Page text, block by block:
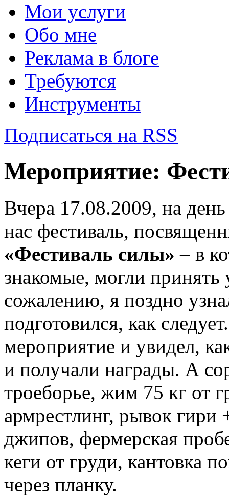
Мои услуги
Обо мне
Реклама в блоге
Требуются
Инструменты
Подписаться на RSS
Мероприятие:
Вчера 17.08.2009, на
нас фестиваль,
«Фестиваль силы» – в
знакомые, могли
сожалению, я поздно
подготовился, как
мероприятие и увидел,
и получали награды. А
троеборье, жим 75 кг от
армрестлинг, рывок гири
джипов, фермерская
кеги от груди, кантовка
через планку.